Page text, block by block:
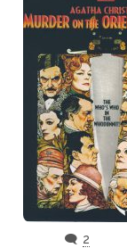
🗨️ 2